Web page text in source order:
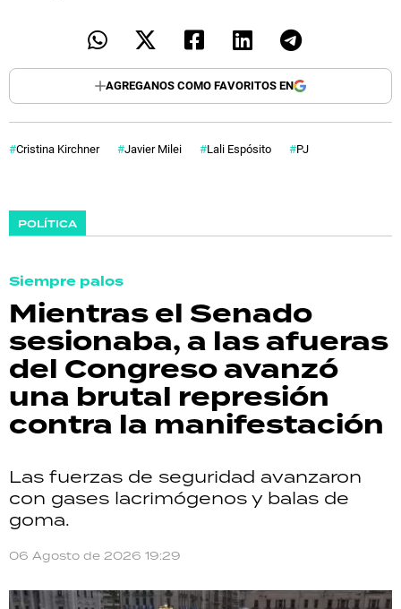
AGREGANOS COMO FAVORITOS EN
Cristina Kirchner Javier Milei Lali Espósito PJ
POLÍTICA
Siempre palos
Mientras el Senado
sesionaba, a las afueras
del Congreso avanzó
una brutal represión
contra la manifestación
Las fuerzas de seguridad avanzaron
con gases lacrimógenos y balas de
goma.
06 Agosto de 2026 19:29